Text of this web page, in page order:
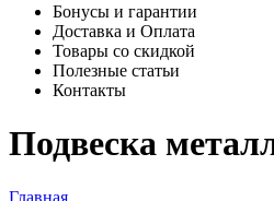
Бонусы и гарантии
Доставка и Оплата
Товары со скидкой
Полезные статьи
Контакты
Подвеска
Главная